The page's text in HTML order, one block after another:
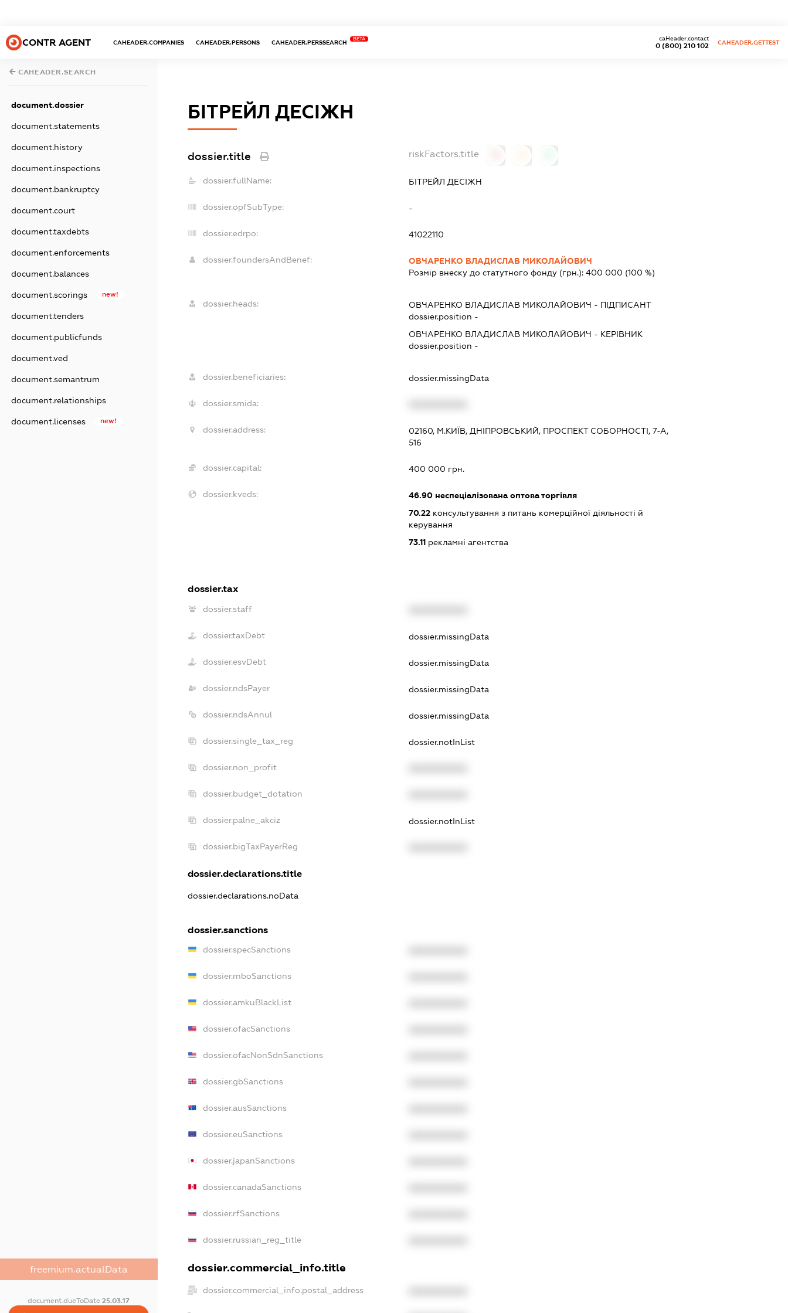
CONTR AGENT CAHEADER.COMPANIES CAHEADER.PERSONS CAHEADER.PERSSEARCH
BETA
0 (800) 210 102
caHeader.contact
CAHEADER.GETTEST
CAHEADER.SEARCH
document.dossier
document.statements
document.history
document.inspections
document.bankruptcy
document.court
document.taxdebts
document.enforcements
document.balances
document.scorings new!
document.tenders
document.publicfunds
document.ved
document.semantrum
document.relationships
document.licenses new!
freemium.actualData
document.dueToDate25.03.17
БІТРЕЙЛ ДЕСІЖН
dossier.title riskFactors.title
dossier.fullName: БІТРЕЙЛ ДЕСІЖН
dossier.opfSubType: -
dossier.edrpo: 41022110
dossier.foundersAndBenef:
ОВЧАРЕНКО ВЛАДИСЛАВ МИКОЛАЙОВИЧ
Розмір внеску до статутного фонду (грн.):400 000 (100 %)
dossier.heads: ОВЧАРЕНКО ВЛАДИСЛАВ МИКОЛАЙОВИЧ - ПІДПИСАНТ
dossier.position -
ОВЧАРЕНКО ВЛАДИСЛАВ МИКОЛАЙОВИЧ - КЕРІВНИК
dossier.position -
dossier.beneficiaries: dossier.missingData
dossier.smida:
dossier.address:
02160, М.КИЇВ, ДНІПРОВСЬКИЙ, ПРОСПЕКТ СОБОРНОСТІ, 7-А,
516
dossier.capital: 400 000 грн.
dossier.kveds: 46.90 неспеціалізована оптова торгівля
70.22 консультування з питань комерційної діяльності й
керування
73.11 рекламні агентства
dossier.tax
dossier.staff
dossier.taxDebt dossier.missingData
dossier.esvDebt dossier.missingData
dossier.ndsPayer dossier.missingData
dossier.ndsAnnul dossier.missingData
dossier.single_tax_reg dossier.notInList
dossier.non_profit
dossier.budget_dotation
dossier.palne_akciz dossier.notInList
dossier.bigTaxPayerReg
dossier.declarations.title
dossier.declarations.noData
dossier.sanctions
dossier.specSanctions
dossier.rnboSanctions
dossier.amkuBlackList
dossier.ofacSanctions
dossier.ofacNonSdnSanctions
dossier.gbSanctions
dossier.ausSanctions
dossier.euSanctions
dossier.japanSanctions
dossier.canadaSanctions
dossier.rfSanctions
dossier.russian_reg_title
dossier.commercial_info.title
dossier.commercial_info.postal_address